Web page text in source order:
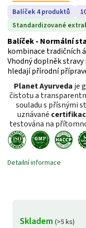
Skladem (>5 ks)
Balíček 4 produktů
Standardizované
Balíček - Normální
kombinace tradičních
Vhodný doplněk
hledají přírodní
Planet Ayurveda je
čistotu a
souladu s přísnými
uznávané
testována na
Detailní informace